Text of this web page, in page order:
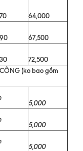
64,000
67,500
72,500
(ko bao gồm
5,000
5,000
5,000